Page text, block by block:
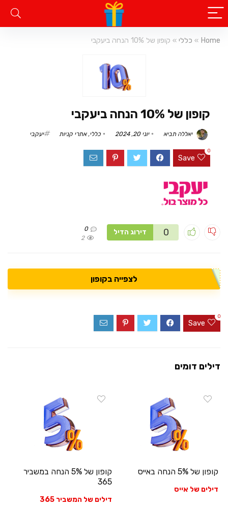
Home
» כללי » קופון של 10% הנחה ביעקבי
קופון של 10% הנחה ביעקבי
יאללה תביא יוני 20, 2024 כללי,אתרי קניות יעקבי
Save
0
דירוג הדיל 0
0
2
לצפייה בקופון
Save
0
דילים דומים
קופון של 5% הנחה באייס
דילים של אייס
קופון של 5% הנחה במשביר
365
דילים של המשביר 365